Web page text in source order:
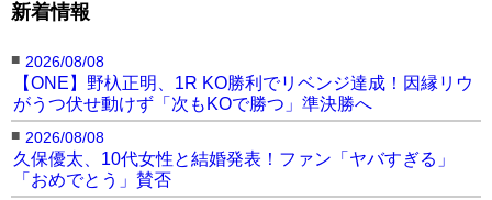
新着情報
■ 2026/08/08
【ONE】野杁正明、1R KO勝利でリベンジ達成！因縁リウ
がうつ伏せ動けず「次もKOで勝つ」準決勝へ
■ 2026/08/08
久保優太、10代女性と結婚発表！ファン「ヤバすぎる」
「おめでとう」賛否